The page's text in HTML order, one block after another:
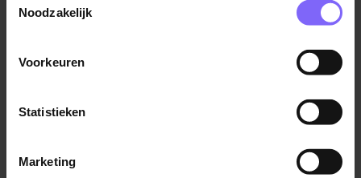
Noodzakelijk
Voorkeuren
Statistieken
Marketing
Coördinerend begeleider Wonen
Begeleider Dagbesteding |